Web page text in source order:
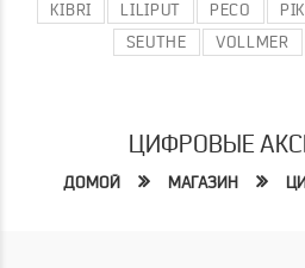
KIBRI
LILIPUT PECO
SEUTHE
VOLLMER
ЦИФРОВЫЕ
ДОМОЙ МАГАЗИН